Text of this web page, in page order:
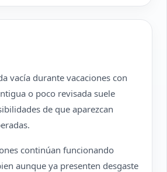
vacía durante vacaciones con
o poco revisada suele
de que aparezcan
continúan funcionando
aunque ya presenten desgaste